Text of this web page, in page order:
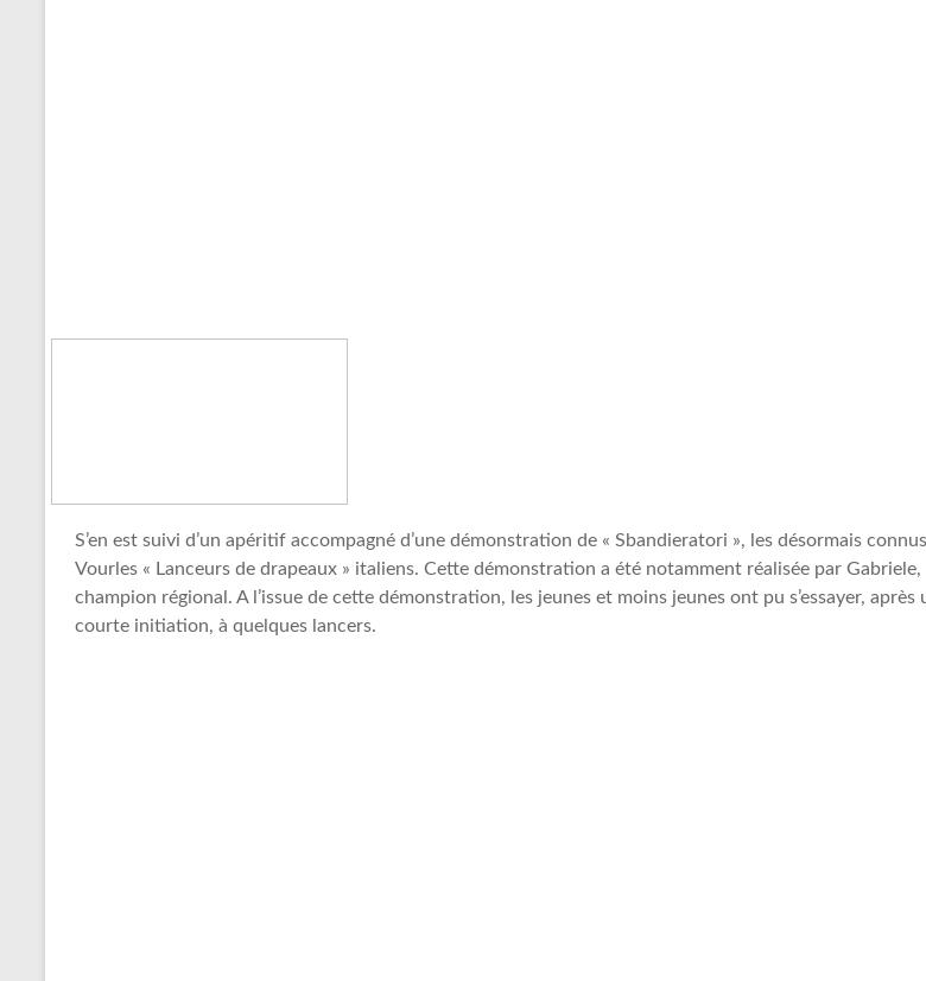
S’en est suivi d’un apéritif accompagné d’une démonstration de « Sbandieratori », les désormais
Vourles « Lanceurs de drapeaux » italiens. Cette démonstration a été notamment réalisée par Gabriele,
champion régional. A l’issue de cette démonstration, les jeunes et moins jeunes ont pu s’essayer, après
courte initiation, à quelques lancers.